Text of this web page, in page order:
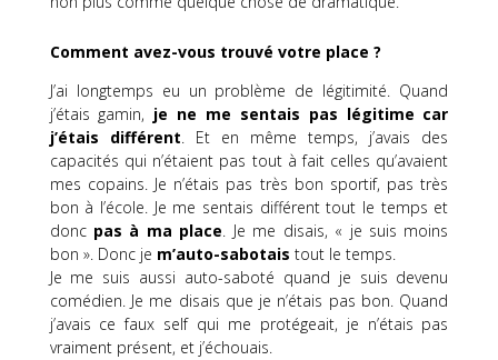
Comment avez-vous trouvé votre place ?
J’ai longtemps eu un problème de légitimité. Quand
j’étais gamin, je ne me sentais pas légitime car
j’étais différent. Et en même temps, j’avais des
capacités qui n’étaient pas tout à fait celles qu’avaient
mes copains.Je n’étais pas très bon sportif, pas très
bon à l’école.Je me sentais différenttout le temps et
donc pas à ma place. Je me disais, « je suis moins
bon ».Donc je m’auto-sabotais tout le temps.
Je me suis aussi auto-saboté quand je suis devenu
comédien.Je me disais que je n’étais pas bon. Quand
j’avais ce faux self qui me protégeait, je n’étais pas
vraiment présent, et j’échouais.